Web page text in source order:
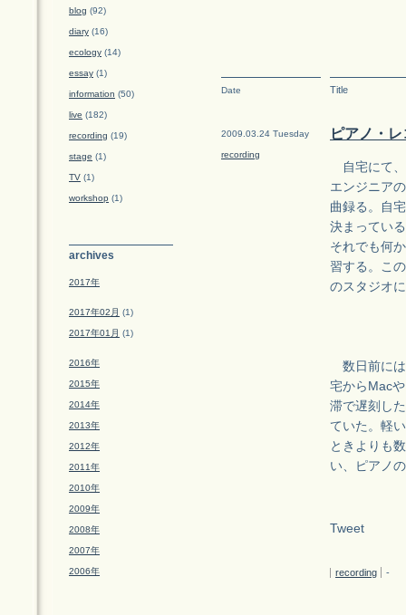
Date Title
2009.03.24 Tuesday
recording
ピアノ・
自宅にて、
エンジニア
曲録る。自
決まってい
それでも何
習する。こ
のスタジオ
数日前には
宅からMac
滞で遅刻し
ていた。軽
ときよりも
い、ピアノ
Tweet
recording -
blog (92)
diary (16)
ecology (14)
essay (1)
information (50)
live (182)
recording (19)
stage (1)
TV (1)
workshop (1)
archives
2017年
2017年02月 (1)
2017年01月 (1)
2016年
2015年
2014年
2013年
2012年
2011年
2010年
2009年
2008年
2007年
2006年